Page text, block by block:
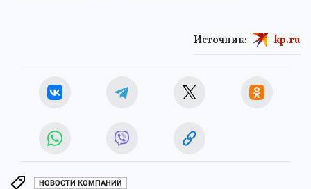
Источник: kp.ru
НОВОСТИ КОМПАНИЙ